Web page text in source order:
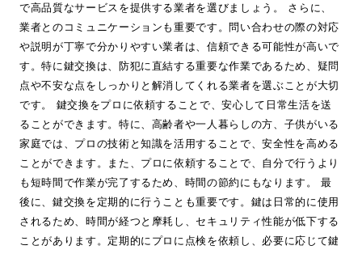
で高品質なサービスを提供する業者を選びましょう。 さらに、
業者とのコミュニケーションも重要です。問い合わせの際の対応
や説明が丁寧で分かりやすい業者は、信頼できる可能性が高いで
す。特に鍵交換は、防犯に直結する重要な作業であるため、疑問
点や不安な点をしっかりと解消してくれる業者を選ぶことが大切
です。 鍵交換をプロに依頼することで、安心して日常生活を送
ることができます。特に、高齢者や一人暮らしの方、子供がいる
家庭では、プロの技術と知識を活用することで、安全性を高める
ことができます。また、プロに依頼することで、自分で行うより
も短時間で作業が完了するため、時間の節約にもなります。 最
後に、鍵交換を定期的に行うことも重要です。鍵は日常的に使用
されるため、時間が経つと摩耗し、セキュリティ性能が低下する
ことがあります。定期的にプロに点検を依頼し、必要に応じて鍵